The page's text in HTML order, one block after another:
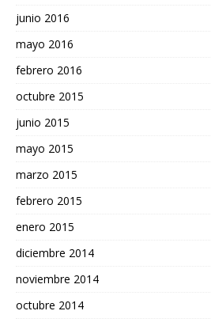
junio 2016
mayo 2016
febrero 2016
octubre 2015
junio 2015
mayo 2015
marzo 2015
febrero 2015
enero 2015
diciembre 2014
noviembre 2014
octubre 2014